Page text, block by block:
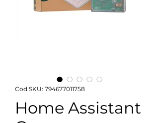
Cod SKU: 794677011758
Home Assistant